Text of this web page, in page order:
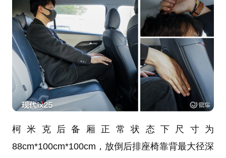
柯米克后备厢正常状态下尺寸为
88cm*100cm*100cm，放倒后排座椅靠背最大径深